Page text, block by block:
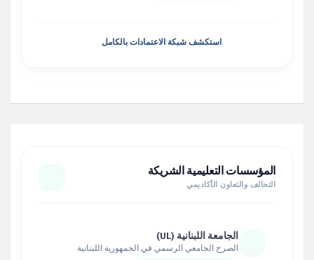
استكشف شبكة الاعتمادات بالكامل
المؤسسات التعليمية الشريكة
التحالف والتعاون الأكاديمي
الجامعة اللبنانية (UL)
الصرح الجامعي الرسمي في الجمهورية اللبنانية